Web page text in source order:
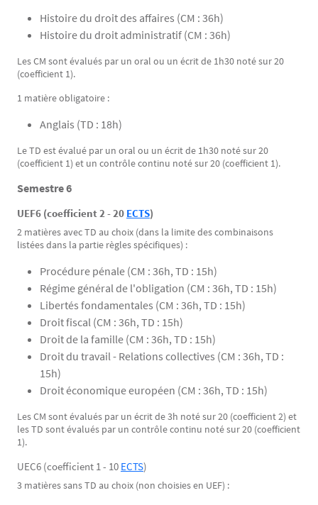
Histoire du droit des affaires (CM : 36h)
Histoire du droit administratif (CM : 36h)
Les CM sont évalués par un oral ou un écrit de 1h30 noté sur 20
(coefficient 1).
1 matière obligatoire :
Anglais (TD : 18h)
Le TD est évalué par un oral ou un écrit de 1h30 noté sur 20
(coefficient 1) et un contrôle continu noté sur 20 (coefficient 1).
Semestre 6
UEF6 (coefficient 2 - 20 ECTS)
2 matières avec TD au choix (dans la limite des combinaisons
listées dans la partie règles spécifiques) :
Procédure pénale (CM : 36h, TD : 15h)
Régime général de l'obligation (CM : 36h, TD : 15h)
Libertés fondamentales (CM : 36h, TD : 15h)
Droit fiscal (CM : 36h, TD : 15h)
Droit de la famille (CM : 36h, TD : 15h)
Droit du travail - Relations collectives (CM : 36h, TD :
15h)
Droit économique européen (CM : 36h, TD : 15h)
Les CM sont évalués par un écrit de 3h noté sur 20 (coefficient 2) et
les TD sont évalués par un contrôle continu noté sur 20 (coefficient
1).
UEC6 (coefficient 1 - 10 ECTS)
3 matières sans TD au choix (non choisies en UEF) :